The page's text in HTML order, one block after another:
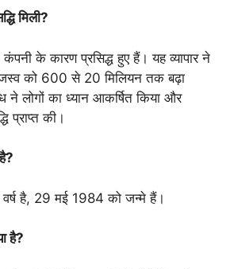
मिली?
कंपनी के कारण प्रसिद्ध हुए हैं। यह व्यापार ने
को 600 से 20 मिलियन तक बढ़ा
ने लोगों का ध्यान आकर्षित किया और
प्राप्त की।
है, 29 मई 1984 को जन्मे हैं।
है?